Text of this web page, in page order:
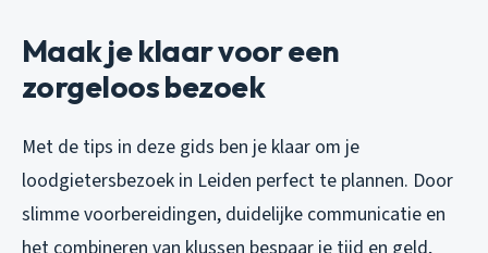
Maak je klaar voor een
zorgeloos bezoek
Met de tips in deze gids ben je klaar om je
loodgietersbezoek in Leiden perfect te plannen. Door
slimme voorbereidingen, duidelijke communicatie en